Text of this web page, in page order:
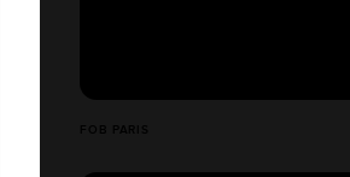
FOB PARIS